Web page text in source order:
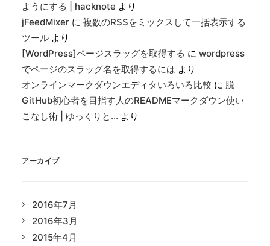
ようにする | hacknote より
jFeedMixer に 複数のRSSをミックスして一括表示する
ツール より
[WordPress]ページスラッグを取得する に wordpress
でページのスラッグ名を取得するには より
オンラインマークダウンエディタいろいろ比較 に 脱
GitHub初心者を目指す人のREADMEマークダウン使い
こなし術 | ゆっくりと… より
アーカイブ
2016年7月
2016年3月
2015年4月